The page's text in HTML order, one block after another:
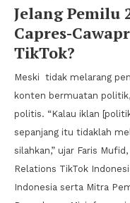
Jelang Pemilu
Capres-
TikTok?
Meski tidak melarang
konten bermuatan
politis. “Kalau iklan
sepanjang itu tidaklah
silahkan,” ujar Faris
Relations TikTok
Indonesia serta Mitra